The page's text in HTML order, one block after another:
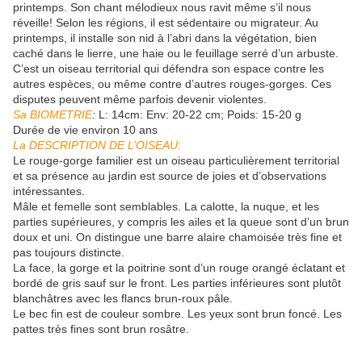
printemps. Son chant mélodieux nous ravit même s’il nous
réveille! Selon les régions, il est sédentaire ou migrateur. Au
printemps, il installe son nid à l’abri dans la végétation, bien
caché dans le lierre, une haie ou le feuillage serré d’un arbuste.
C’est un oiseau territorial qui défendra son espace contre les
autres espèces, ou même contre d’autres rouges-gorges. Ces
disputes peuvent même parfois devenir violentes.
Sa BIOMETRIE: L: 14cm: Env: 20-22 cm; Poids: 15-20 g
Durée de vie environ 10 ans
La DESCRIPTION DE L’OISEAU:
Le rouge-gorge familier est un oiseau particulièrement territorial
et sa présence au jardin est source de joies et d’observations
intéressantes.
Mâle et femelle sont semblables. La calotte, la nuque, et les
parties supérieures, y compris les ailes et la queue sont d’un brun
doux et uni. On distingue une barre alaire chamoisée très fine et
pas toujours distincte.
La face, la gorge et la poitrine sont d’un rouge orangé éclatant et
bordé de gris sauf sur le front. Les parties inférieures sont plutôt
blanchâtres avec les flancs brun-roux pâle.
Le bec fin est de couleur sombre. Les yeux sont brun foncé. Les
pattes très fines sont brun rosâtre.